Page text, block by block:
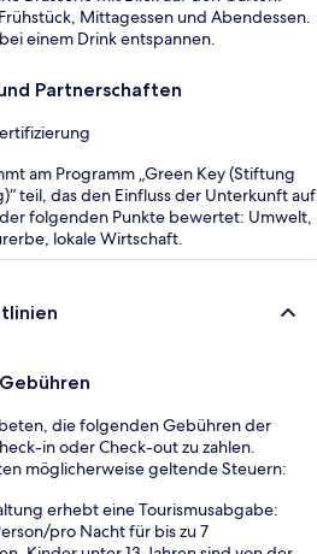
Mittagessen und Abendessen.
einem Drink entspannen.
Partnerschaften
am Programm „Green Key (Stiftung
teil, das den Einfluss der Unterkunft auf
folgenden Punkte bewertet: Umwelt,
lokale Wirtschaft.
die folgenden Gebühren der
in oder Check-out zu zahlen.
möglicherweise geltende Steuern:
erhebt eine Tourismusabgabe:
pro Nacht für bis zu 7